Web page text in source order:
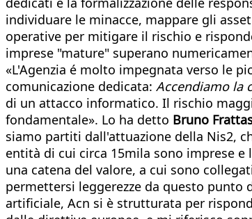
individuare le minacce, mappare gli
operative per mitigare il rischio e
imprese "mature" superano
«L'Agenzia é molto impegnata verso le
comunicazione dedicata: Accendiamo la
di un attacco informatico. Il rischio
fondamentale». Lo ha detto Bruno
siamo partiti dall'attuazione della Nis2,
entità di cui circa 15mila sono imprese
una catena del valore, a cui sono
permettersi leggerezze da questo
artificiale, Acn si è strutturata per